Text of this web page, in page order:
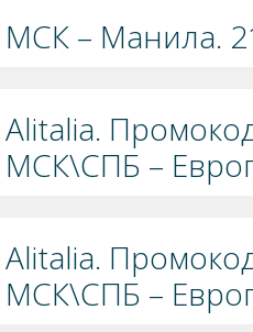
МСК – Манила.
Alitalia.
МСК\СПБ –
Alitalia.
МСК\СПБ –